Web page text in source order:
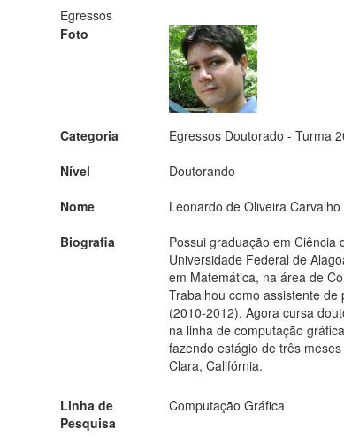
Egressos
Foto
Categoria
Egressos Doutorado - Turma
Nível
Doutorando
Nome
Leonardo de Oliveira Carvalho
Biografia
Possui graduação em Ciência
Universidade Federal de
em Matemática, na área de
Trabalhou como assistente de
(2010-2012). Agora cursa
na linha de computação
fazendo estágio de três
Clara, Califórnia.
Linha de
Pesquisa
Computação Gráfica